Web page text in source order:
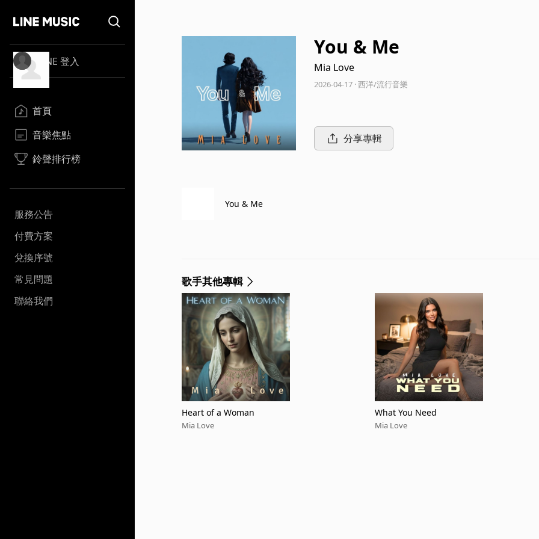
LINE 登入
首頁
音樂焦點
鈴聲排行榜
服務公告
付費方案
兌換序號
常見問題
聯絡我們
You & Me
Mia Love
2026-04-17 · 西洋/流行音樂
分享專輯
You & Me
歌手其他專輯
Heart of a Woman
Mia Love
What You Need
Mia Love